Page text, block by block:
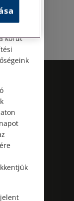
után,
körút